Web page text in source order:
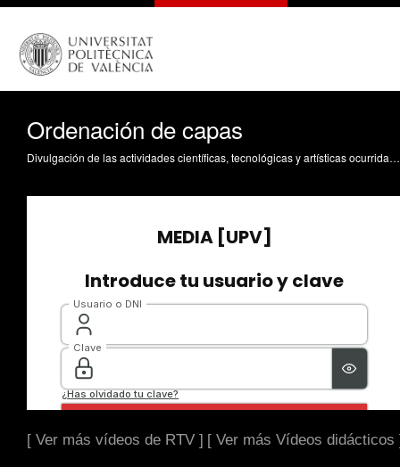
Ordenación de capas
Divulgación de las actividades científicas, tecnológicas y artísticas ocurridas en los tres campus de la UPV
[ Ver más vídeos de RTV ] [ Ver más Vídeos didácticos